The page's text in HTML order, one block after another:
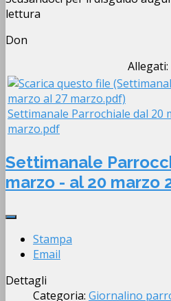
lettura
Don
Allegati:
Settimanale Parrochiale dal 20
marzo.pdf
Settimanale
marzo - al 20 marzo
Stampa
Email
Dettagli
Categoria: Giornalino